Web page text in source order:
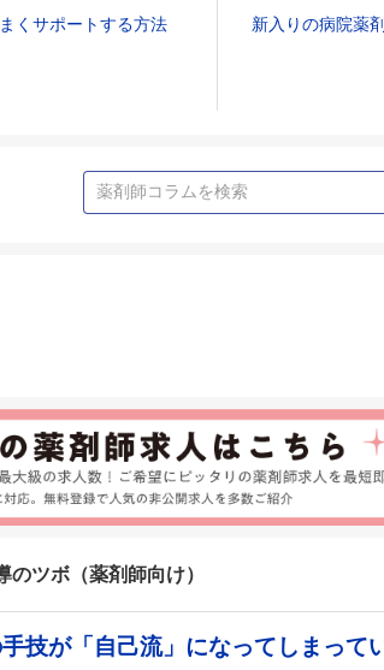
くサポートする方法
新入りの病院薬
のツボ（薬剤師向け）
技が「自己流」になってしまって